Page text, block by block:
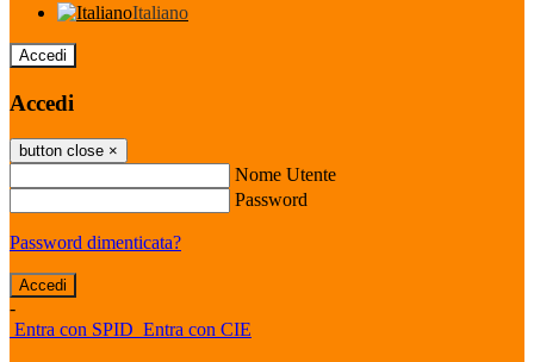
Italiano
Accedi
Accedi
button close ×
Nome Utente
Password
Password dimenticata?
-
Entra con SPID Entra con CIE